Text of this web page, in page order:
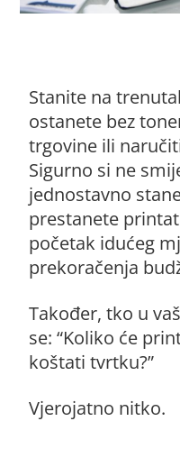
Stanite na
ostanete bez
trgovine ili
Sigurno si ne
jednostavno
prestanete
početak idućeg
prekoračenja
Također, tko u
se: “Koliko će
koštati tvrtku?”
Vjerojatno nitko.